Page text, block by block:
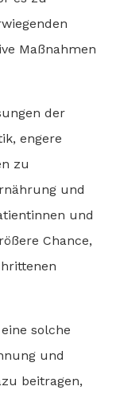
Maßnahmen
der
engere
zu
und
und
Chance,
solche
und
beitragen,